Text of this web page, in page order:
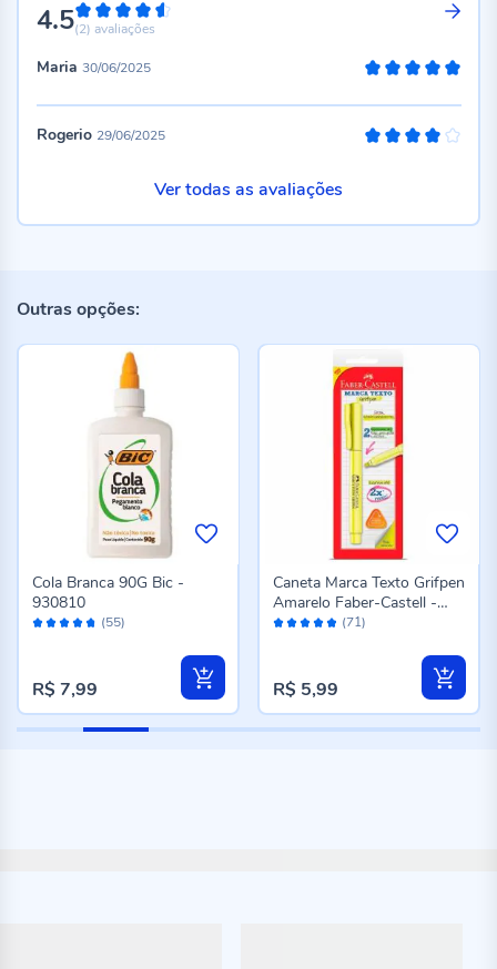
4.590%
(2) avaliações
Maria 30/06/2025
Rogerio 29/06/2025
Ver todas as avaliações
Outras opções:
Avaliação: (55)
Cola Branca 90G Bic -
930810
R$ 7,99
Avaliação: (71)
Caneta Marca Texto Grifpen
Amarelo Faber-Castell -
SM/MTAMZF
R$ 5,99